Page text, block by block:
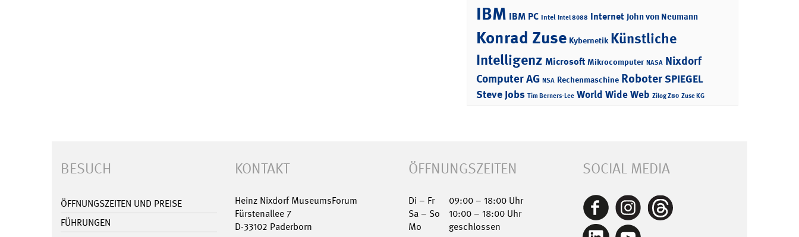
IBM IBM PC Intel Intel 8088 Internet John von Neumann
Konrad Zuse Kybernetik Künstliche
Intelligenz Microsoft Mikrocomputer NASA Nixdorf
Computer AG NSA Rechenmaschine RoboterSPIEGEL
Steve Jobs Tim Berners-Lee World Wide Web Zilog Z80 Zuse KG
BESUCH
ÖFFNUNGSZEITEN UND PREISE
FÜHRUNGEN
KONTAKT
Heinz Nixdorf MuseumsForum
Fürstenallee 7
D-33102 Paderborn
ÖFFNUNGSZEITEN
Di – Fr
09:00 – 18:00 Uhr
Sa – So
10:00 – 18:00 Uhr
Mo
geschlossen
SOCIAL MEDIA